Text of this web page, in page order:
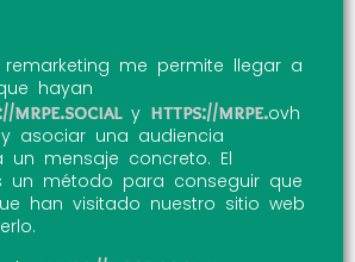
me permite llegar a
hayan
mrpe.socialy https://mrpe.ovh
asociar una audiencia
un mensaje concreto. El
un método para conseguir que
han visitado nuestro sitio web